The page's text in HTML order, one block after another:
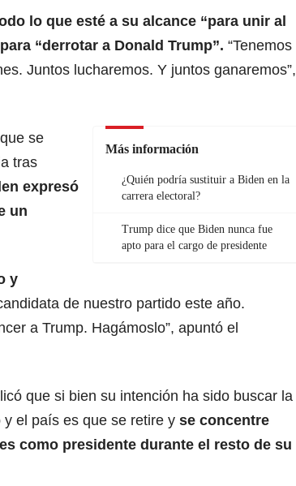
lo que esté a su alcance “para unir al
“derrotar a Donald Trump”. “Tenemos
Juntos lucharemos. Y juntos ganaremos”,
Más información
¿Quién podría sustituir a Biden en la
carrera electoral?
Trump dice que Biden nunca fue
apto para el cargo de presidente
se
tras
expresó
un
y
de nuestro partido este año.
a Trump. Hagámoslo”, apuntó el
que si bien su intención ha sido buscar la
y el país es que se retire y se concentre
como presidente durante el resto de su